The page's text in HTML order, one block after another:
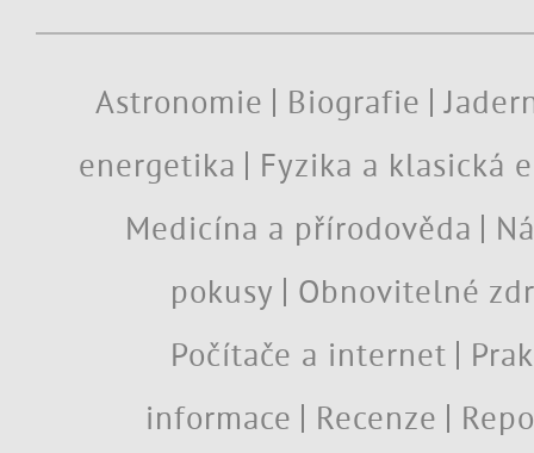
Astronomie Biografie
energetika
Fyzika a klasická
Medicína a přírodověda
pokusy
Obnovitelné
Počítače a internet
informace
Recenze